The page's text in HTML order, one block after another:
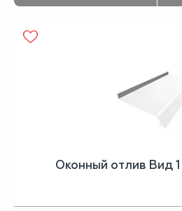
Оконный отлив Вид